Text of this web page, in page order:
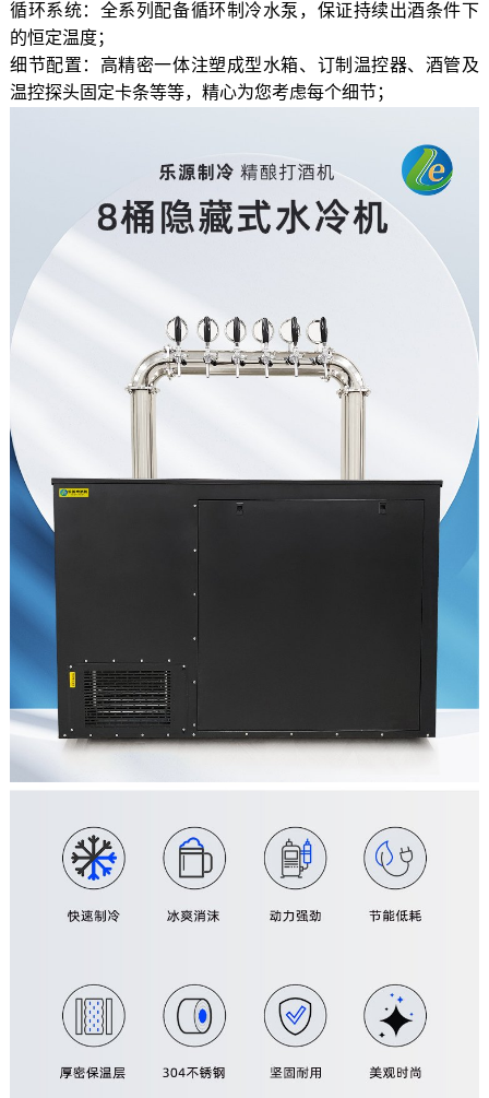
循环系统：全系列配备循环制冷水泵，保证持续出酒条件下
的恒定温度；
细节配置：高精密一体注塑成型水箱、订制温控器、酒管及
温控探头固定卡条等等，精心为您考虑每个细节；